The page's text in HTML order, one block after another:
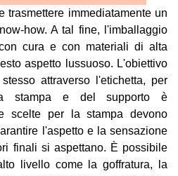
trasmettere immediatamente un
how. A tal fine, l'imballaggio
cura e con materiali di alta
aspetto lussuoso. L'obiettivo
attraverso l'etichetta, per
stampa e del supporto è
scelte per la stampa devono
l'aspetto e la sensazione
finali si aspettano. È possibile
livello come la goffratura, la